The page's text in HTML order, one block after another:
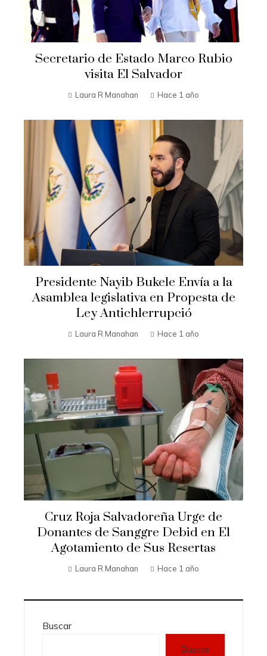
Secretario de Estado Marco Rubio
visita El Salvador
Laura R Manahan Hace 1 año
Presidente Nayib Bukele Envía a la
Asamblea legislativa en Propesta de
Ley Antichlerrupció
Laura R Manahan Hace 1 año
Cruz Roja Salvadoreña Urge de
Donantes de Sanggre Debid en El
Agotamiento de Sus Resertas
Laura R Manahan Hace 1 año
Buscar
Buscar